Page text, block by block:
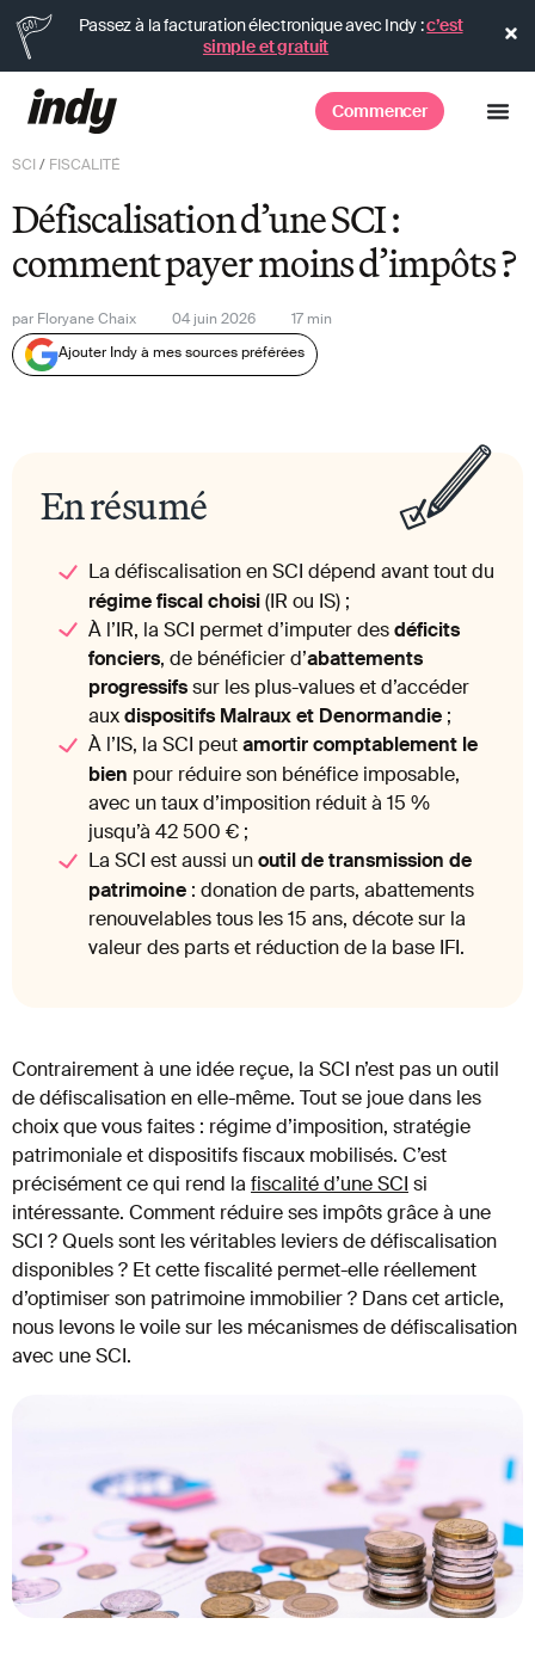
Passez à la facturation électronique avec Indy :c’est
simple et gratuit
Commencer
SCI / FISCALITÉ
Défiscalisation d’une SCI :
comment payer moins d’impôts ?
par Floryane Chaix 04 juin 2026 17 min
Ajouter Indy à mes sources préférées
En résumé
La défiscalisation en SCI dépend avant tout du
régime fiscal choisi(IR ou IS) ;
À l’IR, la SCI permet d’imputer desdéficits
fonciers, de bénéficier d’abattements
progressifssur les plus-values et d’accéder
auxdispositifs Malraux et Denormandie ;
À l’IS, la SCI peutamortir comptablement le
bien pour réduire son bénéfice imposable,
avec un taux d’imposition réduit à 15 %
jusqu’à 42 500 € ;
La SCI est aussi unoutil de transmission de
patrimoine : donation de parts, abattements
renouvelables tous les 15 ans, décote sur la
valeur des parts et réduction de la base IFI.
Contrairement à une idée reçue, la SCI n’est pas un outil
de défiscalisation en elle-même. Tout se joue dans les
choix que vous faites : régime d’imposition, stratégie
patrimoniale et dispositifs fiscaux mobilisés. C’est
précisément ce qui rend la fiscalité d’une SCI si
intéressante. Comment réduire ses impôts grâce à une
SCI ? Quels sont les véritables leviers de défiscalisation
disponibles ? Et cette fiscalité permet-elle réellement
d’optimiser son patrimoine immobilier ? Dans cet article,
nous levons le voile sur les mécanismes de défiscalisation
avec une SCI.